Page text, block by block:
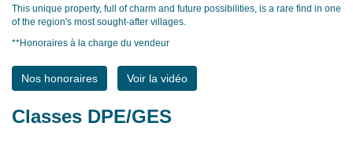
This unique property, full of charm and future possibilities, is a rare find in one
of the region's most sought-after villages.
**Honoraires à la charge du vendeur
Nos honoraires Voir la vidéo
Classes DPE/GES